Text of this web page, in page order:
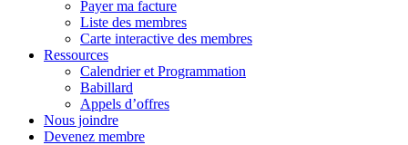
Payer ma facture
Liste des membres
Carte interactive des membres
Ressources
Calendrier et Programmation
Babillard
Appels d’offres
Nous joindre
Devenez membre